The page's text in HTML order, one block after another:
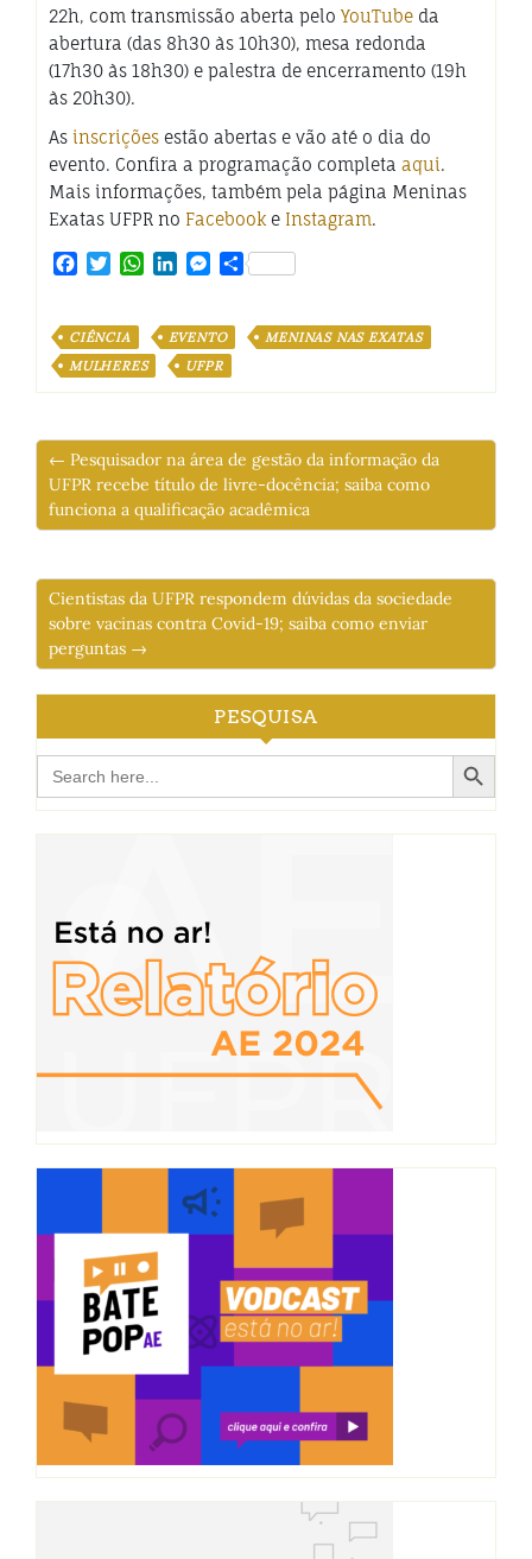
22h, com transmissão aberta pelo YouTube da
abertura (das 8h30 às 10h30), mesa redonda
(17h30 às 18h30) e palestra de encerramento (19h
às 20h30).
As inscrições estão abertas e vão até o dia do
evento. Confira a programação completa aqui.
Mais informações, também pela página Meninas
Exatas UFPR no Facebook e Instagram.
Facebook
TwitterWhatsApp
LinkedInMessenger
Share
CIÊNCIA EVENTO
MENINAS NAS EXATAS
MULHERES
UFPR
← Pesquisador na área de gestão da informação da
UFPR recebe título de livre-docência; saiba como
funciona a qualificação acadêmica
Cientistas da UFPR respondem dúvidas da sociedade
sobre vacinas contra Covid-19; saiba como enviar
perguntas →
PESQUISA
Search
for:
Search Button